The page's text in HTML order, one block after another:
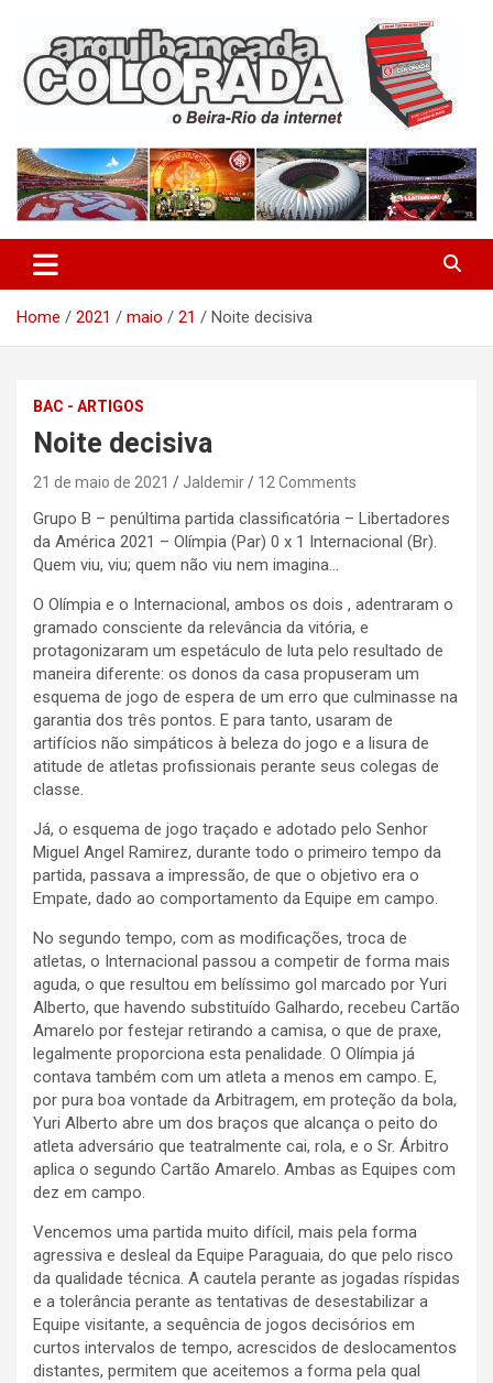
content
Arquibancada Colorada
Home 2021 maio 21 Noite decisiva
BAC - ARTIGOS
Noite decisiva
21 de maio de 2021 Jaldemir 12 Comments
Grupo B – penúltima partida classificatória – Libertadores
da América 2021 – Olímpia (Par) 0 x 1 Internacional (Br).
Quem viu, viu; quem não viu nem imagina…
O Olímpia e o Internacional, ambos os dois , adentraram o
gramado consciente da relevância da vitória, e
protagonizaram um espetáculo de luta pelo resultado de
maneira diferente: os donos da casa propuseram um
esquema de jogo de espera de um erro que culminasse na
garantia dos três pontos. E para tanto, usaram de
artifícios não simpáticos à beleza do jogo e a lisura de
atitude de atletas profissionais perante seus colegas de
classe.
Já, o esquema de jogo traçado e adotado pelo Senhor
Miguel Angel Ramirez, durante todo o primeiro tempo da
partida, passava a impressão, de que o objetivo era o
Empate, dado ao comportamento da Equipe em campo.
No segundo tempo, com as modificações, troca de
atletas, o Internacional passou a competir de forma mais
aguda, o que resultou em belíssimo gol marcado por Yuri
Alberto, que havendo substituído Galhardo, recebeu Cartão
Amarelo por festejar retirando a camisa, o que de praxe,
legalmente proporciona esta penalidade. O Olímpia já
contava também com um atleta a menos em campo. E,
por pura boa vontade da Arbitragem, em proteção da bola,
Yuri Alberto abre um dos braços que alcança o peito do
atleta adversário que teatralmente cai, rola, e o Sr. Árbitro
aplica o segundo Cartão Amarelo. Ambas as Equipes com
dez em campo.
Vencemos uma partida muito difícil, mais pela forma
agressiva e desleal da Equipe Paraguaia, do que pelo risco
da qualidade técnica. A cautela perante as jogadas ríspidas
e a tolerância perante as tentativas de desestabilizar a
Equipe visitante, a sequência de jogos decisórios em
curtos intervalos de tempo, acrescidos de deslocamentos
distantes, permitem que aceitemos a forma pela qual